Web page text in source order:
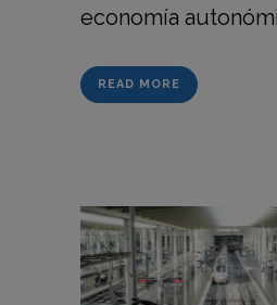
economía
READ MORE